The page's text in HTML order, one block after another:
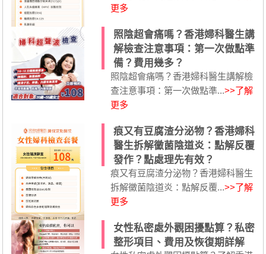
更多
照陰超會痛嗎？香港婦科醫生講
解檢查注意事項：第一次做點準
備？費用幾多？
照陰超會痛嗎？香港婦科醫生講解檢
查注意事項：第一次做點準...>>了解
更多
痕又有豆腐渣分泌物？香港婦科
醫生拆解黴菌陰道炎：點解反覆
發作？點處理先有效？
痕又有豆腐渣分泌物？香港婦科醫生
拆解黴菌陰道炎：點解反覆...>>了解
更多
女性私密處外觀困擾點算？私密
整形項目、費用及恢復期詳解